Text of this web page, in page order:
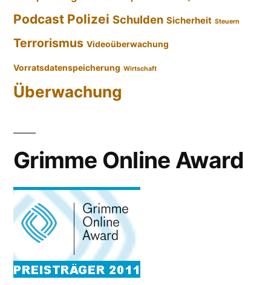
Podcast Polizei Schulden Sicherheit Steuern
Terrorismus Videoüberwachung
Vorratsdatenspeicherung Wirtschaft
Überwachung
Grimme Online Award